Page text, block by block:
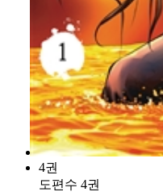
4권
도편수 4권